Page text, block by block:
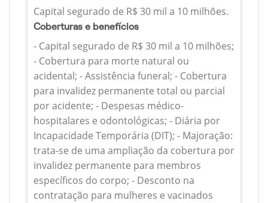
Capital segurado de R$ 30 mil a 10 milhões.
Coberturas e benefícios
- Capital segurado de R$ 30 mil a 10 milhões;
- Cobertura para morte natural ou
acidental; - Assistência funeral; - Cobertura
para invalidez permanente total ou parcial
por acidente; - Despesas médico-
hospitalares e odontológicas; - Diária por
Incapacidade Temporária (DIT); - Majoração:
trata-se de uma ampliação da cobertura por
invalidez permanente para membros
específicos do corpo; - Desconto na
contratação para mulheres e vacinados